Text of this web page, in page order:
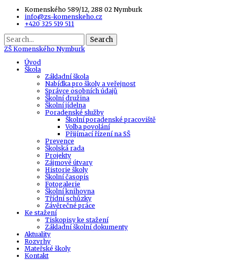
Komenského 589/12, 288 02 Nymburk
info@zs-komenskeho.cz
+420 325 519 511
Search
ZŠ Komenského Nymburk
Úvod
Škola
Základní škola
Nabídka pro školy a veřejnost
Správce osobních údajů
Školní družina
Školní jídelna
Poradenské služby
Školní poradenské pracoviště
Volba povolání
Přijímací řízení na SŠ
Prevence
Školská rada
Projekty
Zájmové útvary
Historie školy
Školní časopis
Fotogalerie
Školní knihovna
Třídní schůzky
Závěrečné práce
Ke stažení
Tiskopisy ke stažení
Základní školní dokumenty
Aktuality
Rozvrhy
Mateřské školy
Kontakt